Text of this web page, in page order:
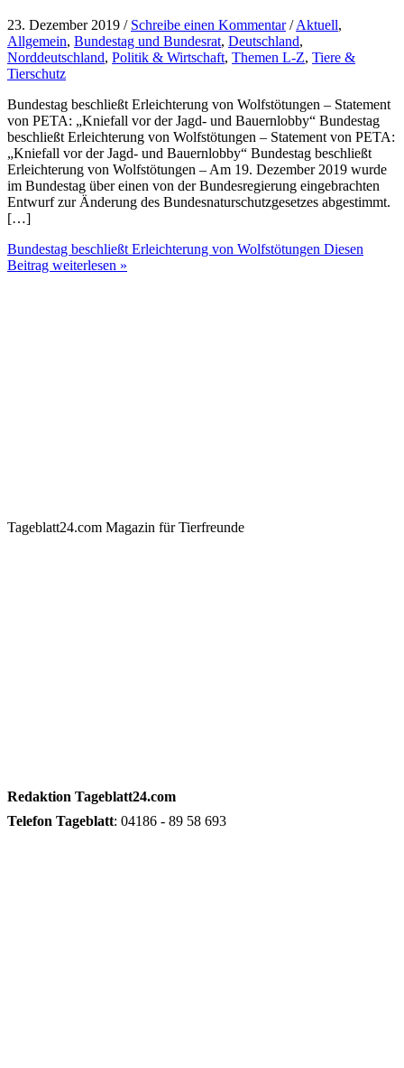
23. Dezember 2019 / Schreibe einen Kommentar /Aktuell,
Allgemein, Bundestag und Bundesrat, Deutschland,
Norddeutschland, Politik & Wirtschaft, Themen L-Z, Tiere &
Tierschutz
Bundestag beschließt Erleichterung von Wolfstötungen – Statement
von PETA: „Kniefall vor der Jagd- und Bauernlobby“ Bundestag
beschließt Erleichterung von Wolfstötungen – Statement von PETA:
„Kniefall vor der Jagd- und Bauernlobby“ Bundestag beschließt
Erleichterung von Wolfstötungen – Am 19. Dezember 2019 wurde
im Bundestag über einen von der Bundesregierung eingebrachten
Entwurf zur Änderung des Bundesnaturschutzgesetzes abgestimmt.
[…]
Bundestag beschließt Erleichterung von Wolfstötungen Diesen
Beitrag weiterlesen »
Tageblatt24.com Magazin für Tierfreunde
Redaktion Tageblatt24.com
Telefon Tageblatt: 04186 - 89 58 693